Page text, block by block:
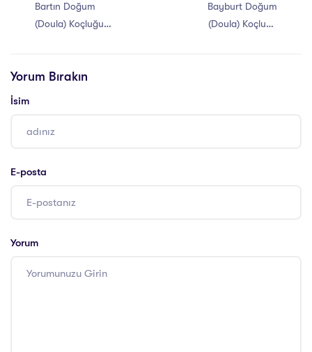
Bartın Doğum
(Doula) Koçluğu
Bayburt Doğum
(Doula) Koçluğu
Yorum Bırakın
İsim
E-posta
Yorum